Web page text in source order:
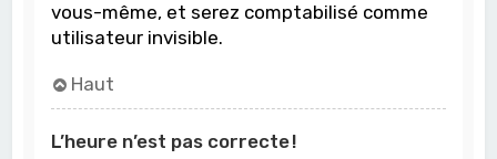
vous-même, et serez comptabilisé comme
utilisateur invisible.
Haut
L’heure n’est pas correcte !